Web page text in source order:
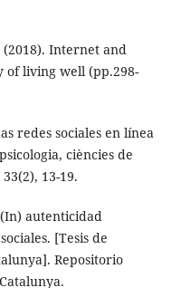
(2018). Internet and
of living well (pp.298-
redes sociales en línea
ciències de
13-19.
(In) autenticidad
[Tesis de
Repositorio